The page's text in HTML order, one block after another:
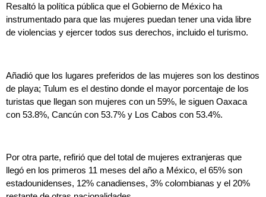
Resaltó la política pública que el Gobierno de México ha
instrumentado para que las mujeres puedan tener una vida libre
de violencias y ejercer todos sus derechos, incluido el turismo.
Añadió que los lugares preferidos de las mujeres son los destinos
de playa; Tulum es el destino donde el mayor porcentaje de los
turistas que llegan son mujeres con un 59%, le siguen Oaxaca
con 53.8%, Cancún con 53.7% y Los Cabos con 53.4%.
Por otra parte, refirió que del total de mujeres extranjeras que
llegó en los primeros 11 meses del año a México, el 65% son
estadounidenses, 12% canadienses, 3% colombianas y el 20%